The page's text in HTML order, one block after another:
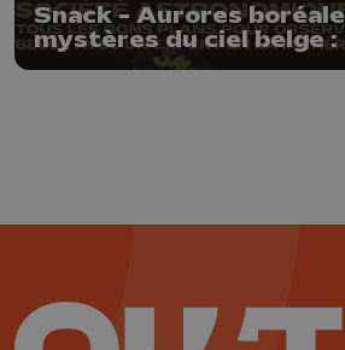
Snack - Aurores
mystères du ciel belge :
Astronomique de Liège